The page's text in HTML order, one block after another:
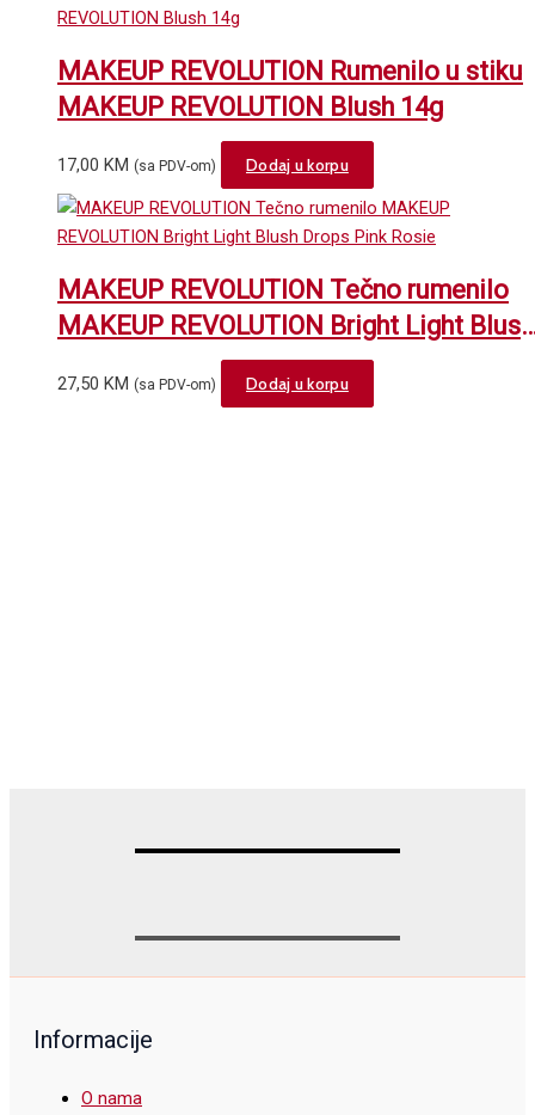
variants.
The
options
may
be
chosen
on
product
page
MAKEUP REVOLUTION Rumenilo u stiku
MAKEUP REVOLUTION Blush 14g
17,00 KM (sa PDV-om) Dodaj u korpu
MAKEUP REVOLUTION Tečno rumenilo
MAKEUP REVOLUTION Bright Light Blush
Drops Pink Rosie
27,50 KM (sa PDV-om) Dodaj u korpu
Informacije
O nama